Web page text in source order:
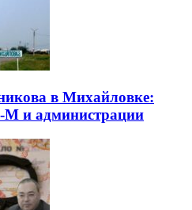
в Михайловке:
и администрации